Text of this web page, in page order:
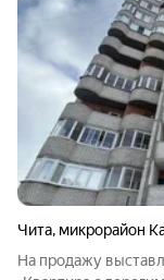
Чита, микрорайон
На продажу